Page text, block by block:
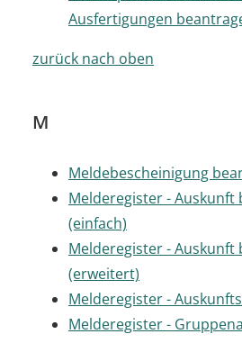
Ausfertigungen
zurück nach oben
M
Meldebescheinigung
Melderegister - Auskunft
(einfach)
Melderegister - Auskunft
(erweitert)
Melderegister -
Melderegister -